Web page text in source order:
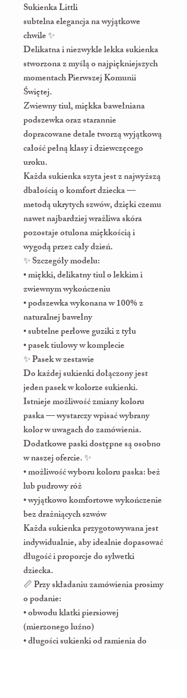
Sukienka Littli
subtelna elegancja na wyjątkowe
chwile ✨
Delikatna i niezwykle lekka sukienka
stworzona z myślą o najpiękniejszych
momentach Pierwszej Komunii
Świętej.
Zwiewny tiul, miękka bawełniana
podszewka oraz starannie
dopracowane detale tworzą wyjątkową
całość pełną klasy i dziewczęcego
uroku.
Każda sukienka szyta jest z najwyższą
dbałością o komfort dziecka —
metodą ukrytych szwów, dzięki czemu
nawet najbardziej wrażliwa skóra
pozostaje otulona miękkością i
wygodą przez cały dzień.
✨ Szczegóły modelu:
• miękki, delikatny tiul o lekkim i
zwiewnym wykończeniu
• podszewka wykonana w 100% z
naturalnej bawełny
• subtelne perłowe guziki z tyłu
• pasek tiulowy w komplecie
✨ Pasek w zestawie
Do każdej sukienki dołączony jest
jeden pasek w kolorze sukienki.
Istnieje możliwość zmiany koloru
paska — wystarczy wpisać wybrany
kolor w uwagach do zamówienia.
Dodatkowe paski dostępne są osobno
w naszej ofercie. ✨
• możliwość wyboru koloru paska: beż
lub pudrowy róż
• wyjątkowo komfortowe wykończenie
bez drażniących szwów
Każda sukienka przygotowywana jest
indywidualnie, aby idealnie dopasować
długość i proporcje do sylwetki
dziecka.
📏 Przy składaniu zamówienia prosimy
o podanie:
• obwodu klatki piersiowej
(mierzonego luźno)
• długości sukienki od ramienia do